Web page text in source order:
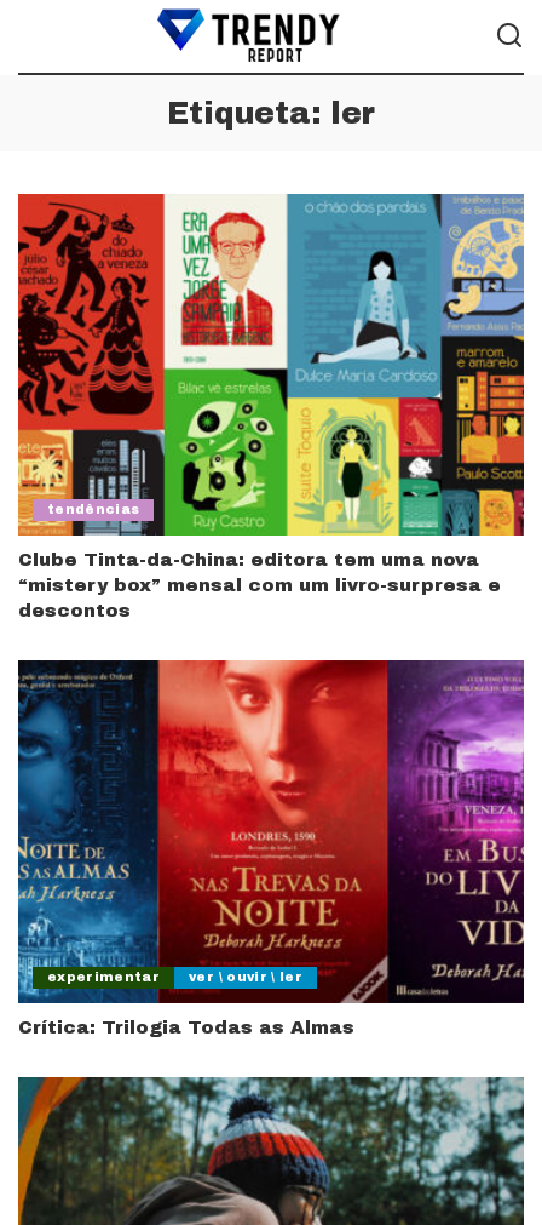
Etiqueta: ler
tendências
Clube Tinta-da-China: editora tem uma nova
“mistery box” mensal com um livro-surpresa e
descontos
experimentar ver \ ouvir \ ler
Crítica: Trilogia Todas as Almas